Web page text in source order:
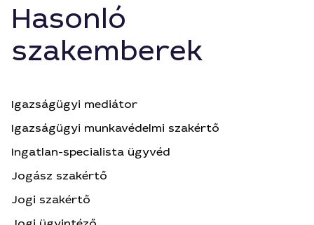
Hasonló
szakemberek
Igazságügyi mediátor
Igazságügyi munkavédelmi szakértő
Ingatlan-specialista ügyvéd
Jogász szakértő
Jogi szakértő